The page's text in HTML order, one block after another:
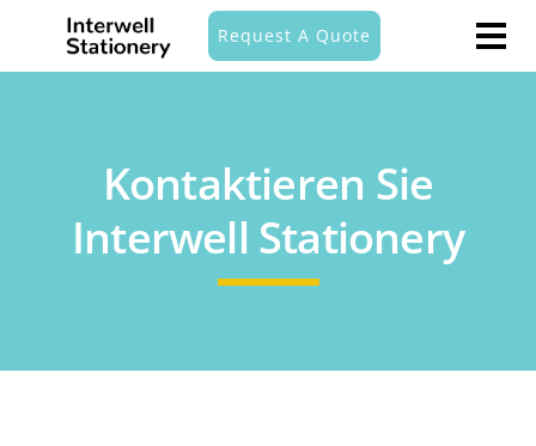
Request A Quote
Kontaktieren Sie
Interwell Stationery